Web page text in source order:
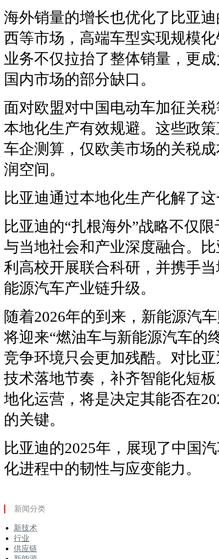
海外销量的增长也优化了比亚
西等市场，高端车型实现规模
业务不仅拉抬了整体销量，更
国内市场的部分缺口。
面对欧盟对中国电动车加征关
本地化生产有效规避。这些政
车企测算，仅欧美市场的关税
润空间。
比亚迪通过本地化生产化解了
比亚迪的“扎根海外”战略不仅
与当地社会和产业深度融合。
利高校开展联合科研，并携手
能源汽车产业链升级。
随着2026年的到来，新能源汽
将迎来“燃油车与新能源汽车的
竞争环境只会更加残酷。对比
技术落地节奏，补齐智能化短
地化运营，将是决定其能否在
的关键。
比亚迪的2025年，展现了中国
化进程中的韧性与应变能力。
新闻分类
新技术
行业
供应链